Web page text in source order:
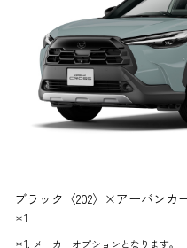
ブラック〈202〉×アーバンカ
＊1
＊1. メーカーオプションとなります。